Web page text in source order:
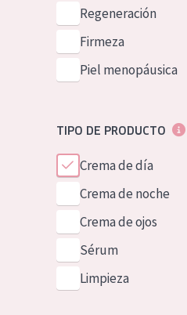
German
Spanish
Greek
Regeneración
Firmeza
Piel menopáusica
TIPO DE PRODUCTO
Crema de día
Crema de noche
Crema de ojos
Sérum
Limpieza